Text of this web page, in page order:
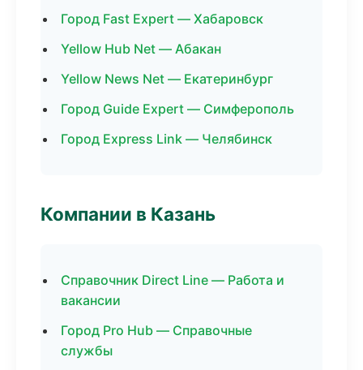
Город Fast Expert — Хабаровск
Yellow Hub Net — Абакан
Yellow News Net — Екатеринбург
Город Guide Expert — Симферополь
Город Express Link — Челябинск
Компании в Казань
Справочник Direct Line — Работа и
вакансии
Город Pro Hub — Справочные
службы